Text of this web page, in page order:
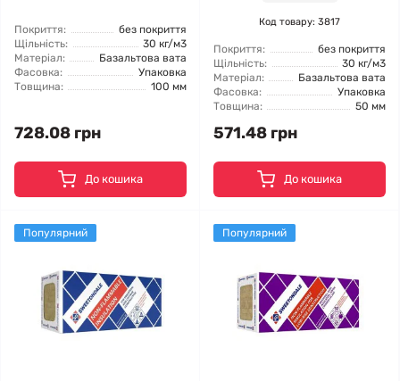
Покриття:
без покриття
Щільність:
30 кг/м3
Матеріал:
Базальтова вата
Фасовка:
Упаковка
Товщина:
100 мм
728.08 грн
До кошика
Код товару: 3817
Покриття:
без покриття
Щільність:
30 кг/м3
Матеріал:
Базальтова вата
Фасовка:
Упаковка
Товщина:
50 мм
571.48 грн
До кошика
Популярний Популярний